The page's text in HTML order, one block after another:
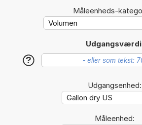
Måleenheds-
?
Udgangsenhed:
Måleenhed: